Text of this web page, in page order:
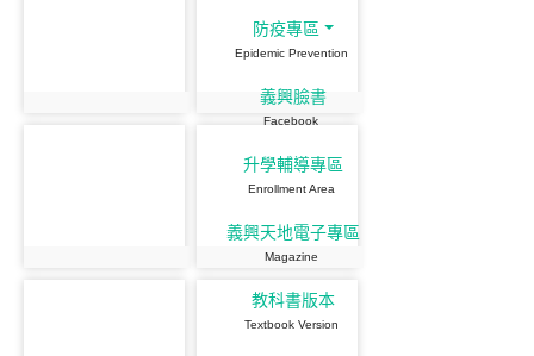
防疫專區
Epidemic Prevention
義興臉書
Facebook
升學輔導專區
Enrollment Area
義興天地電子專區
Magazine
教科書版本
Textbook Version